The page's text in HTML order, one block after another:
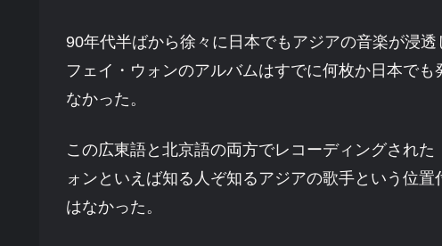
90年代半ばから徐々に日本でもアジアの音楽が浸透
フェイ・ウォンのアルバムはすでに何枚か日本で
なかった。
この広東語と北京語の両方でレコーディングされ
ォンといえば知る人ぞ知るアジアの歌手という位
はなかった。